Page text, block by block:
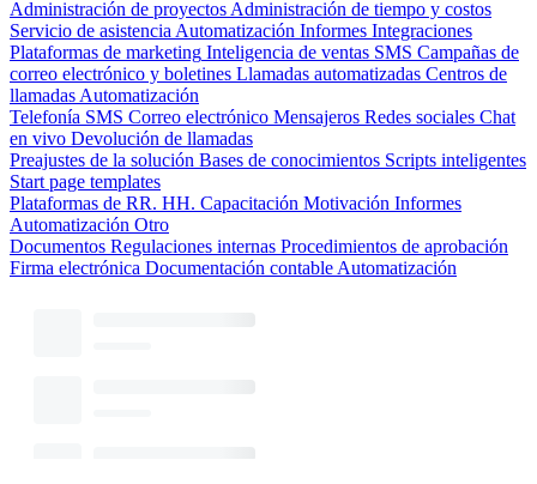
Administración de proyectos Administración de tiempo y costos
Servicio de asistencia Automatización Informes Integraciones
Plataformas de marketing Inteligencia de ventas SMS Campañas de
correo electrónico y boletines Llamadas automatizadas Centros de
llamadas Automatización
Telefonía SMS Correo electrónico Mensajeros Redes sociales Chat
en vivo Devolución de llamadas
Preajustes de la solución Bases de conocimientos Scripts inteligentes
Start page templates
Plataformas de RR. HH. Capacitación Motivación Informes
Automatización Otro
Documentos Regulaciones internas Procedimientos de aprobación
Firma electrónica Documentación contable Automatización